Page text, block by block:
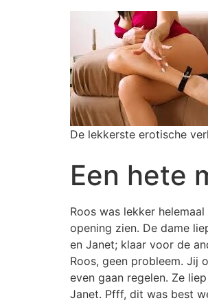
De lekkerste erotische
Een hete
Roos was lekker
opening zien. De dame
en Janet; klaar voor de
Roos, geen probleem. Jij
even gaan regelen. Ze
Janet. Pfff, dit was best